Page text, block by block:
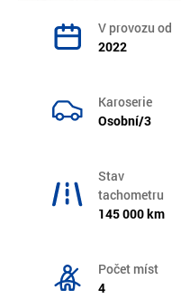
V provozu od
2022
Karoserie
Osobní/3
Stav
tachometru
145 000 km
Počet míst
4